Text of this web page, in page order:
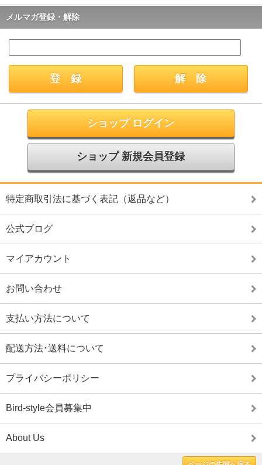
メルマガ登録・解除
ショップ ログイン
ショップ 新規会員登録
特定商取引法に基づく表記（返品など）
公式ブログ
マイアカウント
お問い合わせ
支払い方法について
配送方法･送料について
プライバシーポリシー
Bird-style会員募集中
About Us